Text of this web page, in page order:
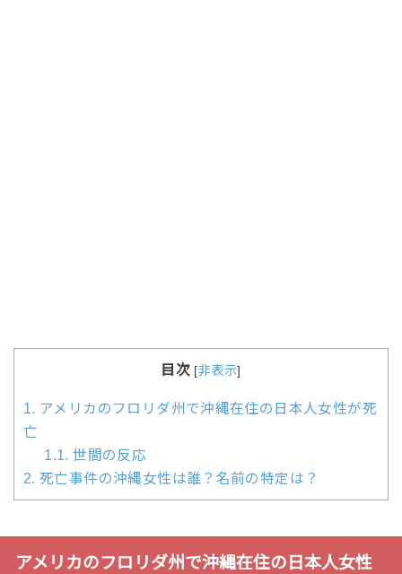
目次 [非表示]
1. アメリカのフロリダ州で沖縄在住の日本人女性が死
亡
1.1. 世間の反応
2. 死亡事件の沖縄女性は誰？名前の特定は？
アメリカのフロリダ州で沖縄在住の日本人女性